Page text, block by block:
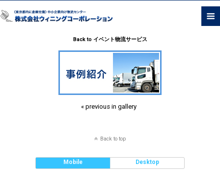
Back to イベント物流サービス
« previous in gallery
Back to top
Mobile Desktop